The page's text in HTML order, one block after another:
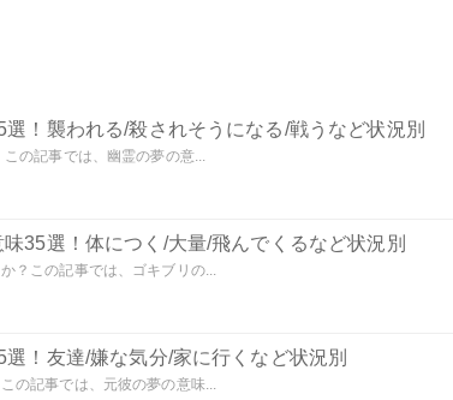
選！襲われる/殺されそうになる/戦うなど状況別
の記事では、幽霊の夢の意...
味35選！体につく/大量/飛んでくるなど状況別
？この記事では、ゴキブリの...
選！友達/嫌な気分/家に行くなど状況別
の記事では、元彼の夢の意味...